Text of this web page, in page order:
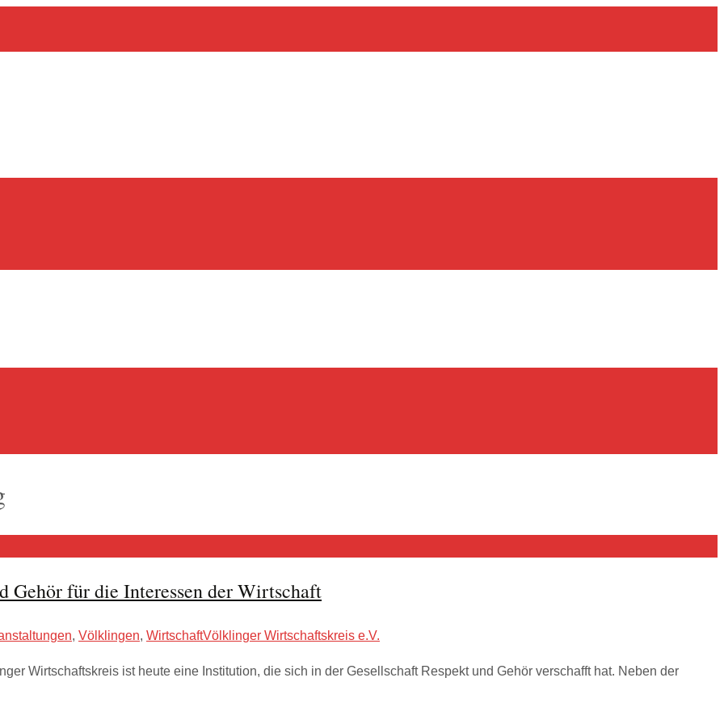
Gehör für die Interessen der Wirtschaft
, Völklingen, WirtschaftVölklinger Wirtschaftskreis e.V.
Wirtschaftskreis ist heute eine Institution, die sich in der Gesellschaft Respekt und Gehör verschafft hat. Neben der